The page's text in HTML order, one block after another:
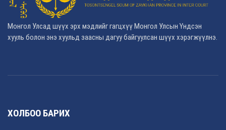
Монгол Улсад шүүх эрх мэдлийг гагцхүү Монгол Улсын Үндсэн
хууль болон энэ хуульд заасны дагуу байгуулсан шүүх хэрэгжүүлнэ.
ХОЛБОО БАРИХ